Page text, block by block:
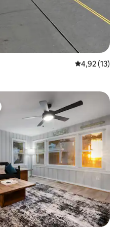
Note
4,92 (13)